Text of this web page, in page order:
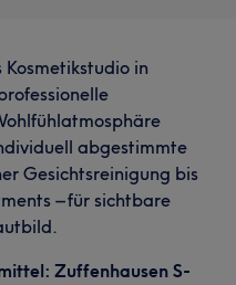
in
abgestimmte
Gesichtsreinigung bis
– für sichtbare
Zuffenhausen S-